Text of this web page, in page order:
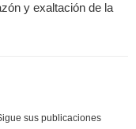
y exaltación de la
sus publicaciones